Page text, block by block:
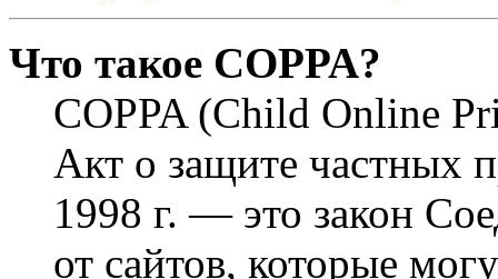
Что такое COPPA?
COPPA (Child Online
Акт о защите частных
1998 г. — это закон
от сайтов, которые